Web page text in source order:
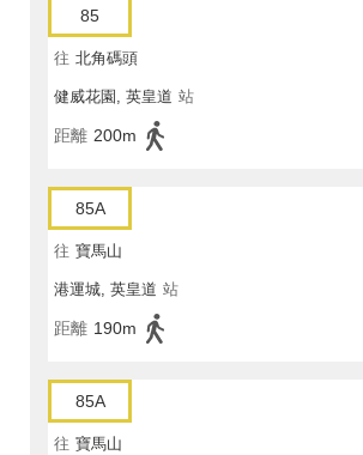
85
往 北角碼頭
健威花園, 英皇道 站
距離 200m
85A
往 寶馬山
港運城, 英皇道 站
距離 190m
85A
往 寶馬山